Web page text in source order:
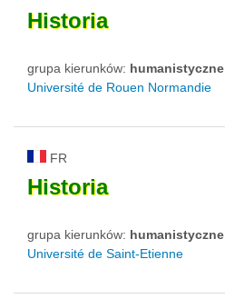
Historia
grupa kierunków: humanistyczne
Université de Rouen Normandie
FR
Historia
grupa kierunków: humanistyczne
Université de Saint-Etienne